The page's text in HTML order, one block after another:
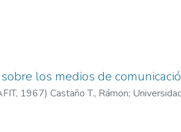
los medios de
, 1967) Castaño T., Rámon;